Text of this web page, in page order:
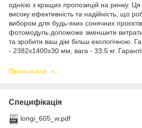
однією з кращих пропозицій на ринку.
високу ефективність та надійність, що
вибором для будь-яких сонячних
фотомодуль допоможе зменшити
та зробити ваш дім більш екологічною.
- 2382х1400х30 мм, вага - 33.5 кг.
Приховати
Специфікація
longi_605_w.pdf